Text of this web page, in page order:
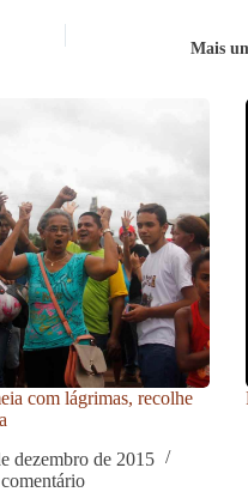
Mais
com lágrimas, recolhe
dezembro de 2015